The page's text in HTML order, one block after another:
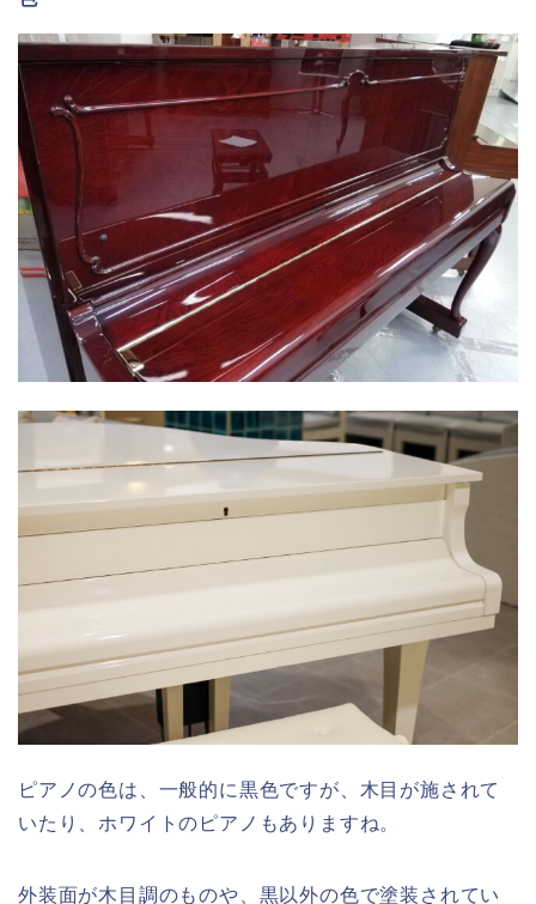
ピアノの色は、一般的に黒色ですが、木目が施されて
いたり、ホワイトのピアノもありますね。
外装面が木目調のものや、黒以外の色で塗装されてい